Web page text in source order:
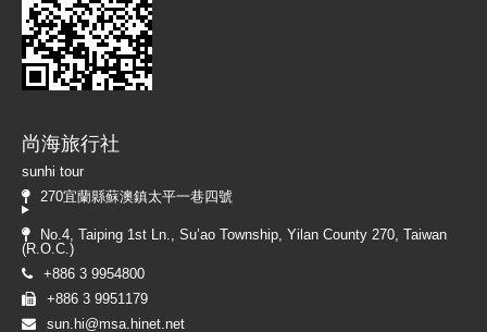
尚海旅行社
sunhi tour
270宜蘭縣蘇澳鎮太平一巷四號
No.4, Taiping 1st Ln., Su’ao Township, Yilan County 270, Taiwan
(R.O.C.)
+886 3 9954800
+886 3 9951179
sun.hi@msa.hinet.net